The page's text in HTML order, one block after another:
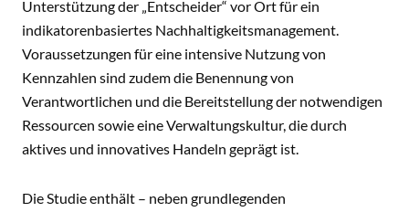
Unterstützung der „Entscheider“ vor Ort für ein
indikatorenbasiertes Nachhaltigkeitsmanagement.
Voraussetzungen für eine intensive Nutzung von
Kennzahlen sind zudem die Benennung von
Verantwortlichen und die Bereitstellung der notwendigen
Ressourcen sowie eine Verwaltungskultur, die durch
aktives und innovatives Handeln geprägt ist.
Die Studie enthält – neben grundlegenden